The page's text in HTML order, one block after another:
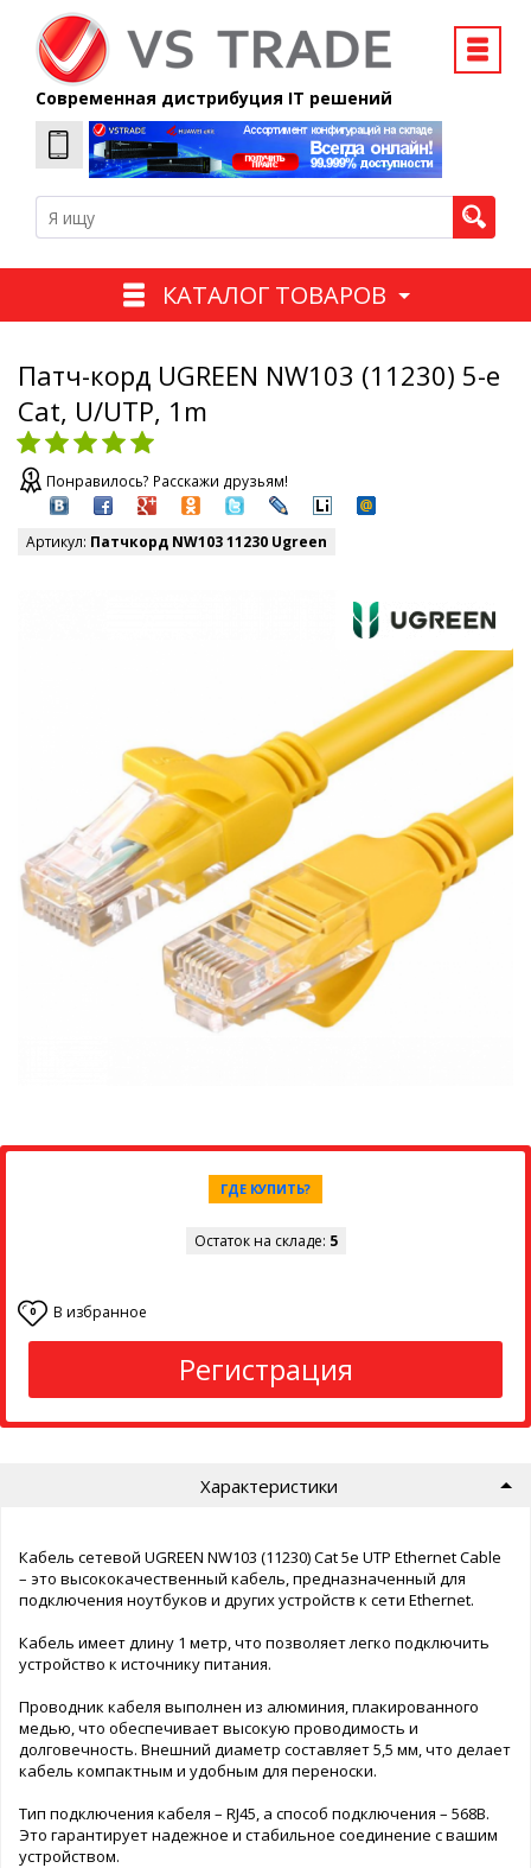
Современная дистрибуция IT решений
КАТАЛОГ ТОВАРОВ
Патч-корд UGREEN NW103 (11230) 5-e
Cat, U/UTP, 1m
Понравилось? Расскажи друзьям!
Артикул: Патчкорд NW103 11230 Ugreen
ГДЕ КУПИТЬ?
Остаток на складе: 5
0 В избранное
Регистрация
Характеристики
Кабель сетевой UGREEN NW103 (11230) Cat 5e UTP Ethernet Cable
– это высококачественный кабель, предназначенный для
подключения ноутбуков и других устройств к сети Ethernet.
Кабель имеет длину 1 метр, что позволяет легко подключить
устройство к источнику питания.
Проводник кабеля выполнен из алюминия, плакированного
медью, что обеспечивает высокую проводимость и
долговечность. Внешний диаметр составляет 5,5 мм, что делает
кабель компактным и удобным для переноски.
Тип подключения кабеля – RJ45, а способ подключения – 568B.
Это гарантирует надежное и стабильное соединение с вашим
устройством.